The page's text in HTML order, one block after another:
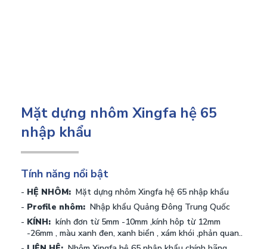
Mặt dựng nhôm Xingfa hệ 65
nhập khẩu
Tính năng nổi bật
HỆ NHÔM:
Mặt dựng nhôm Xingfa hệ 65 nhập khẩu
Profile nhôm:
Nhập khẩu Quảng Đông Trung Quốc
KÍNH:
kính đơn từ 5mm -10mm ,kính hôp từ 12mm
-26mm , màu xanh đen, xanh biển , xám khói ,phản quan..